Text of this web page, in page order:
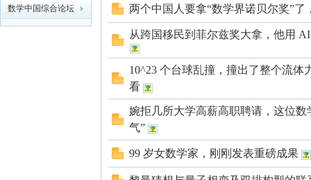
学数学中国综合论坛 两个中国人要拿“数学界诺贝尔奖”了
从跨国移民到菲尔兹奖大拿，他用
10^23 个台球乱撞，撞出了整个流体
看
婉拒几所大学高薪高职聘请，这位数
气”
99 岁女数学家，刚刚发表重磅成果